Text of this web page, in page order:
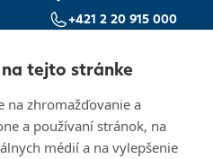
tejto stránke
na zhromažďovanie a
a používaní stránok, na
médií a na vylepšenie
+421 2 20 915 000
Otváracie hodiny
Ochrana osobných